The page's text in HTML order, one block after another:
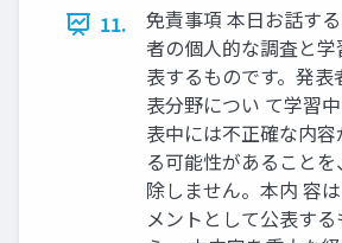
11.
免責事項 本日お話す
者の個人的な調査と
表するものです。発表
表分野につい て学習
表中には不正確な内
る可能性があること
除しません。本内 容
メントとして公表す